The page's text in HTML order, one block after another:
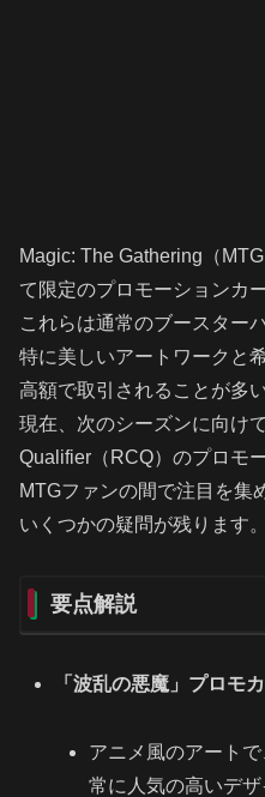
Magic: The Gathering（
て限定のプロモーションカ
これらは通常のブースター
特に美しいアートワークと
高額で取引されることが多い
現在、次のシーズンに向け
Qualifier（RCQ）のプロモ
MTGファンの間で注目を集
いくつかの疑問が残ります。
要点解説
「波乱の悪魔」プロモ
アニメ風のアート
常に人気の高いデザ